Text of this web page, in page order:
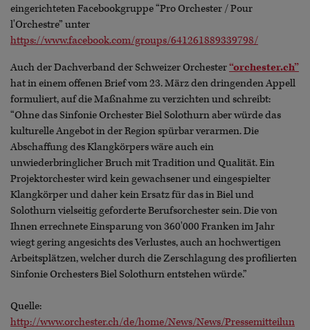
eingerichteten Facebookgruppe “Pro Orchester / Pour
l'Orchestre” unter
https://www.facebook.com/groups/641261889339798/
Auch der Dachverband der Schweizer Orchester“orchester.ch”
hat in einem offenen Brief vom 23. März den dringenden Appell
formuliert, auf die Maßnahme zu verzichten und schreibt:
“Ohne das Sinfonie Orchester Biel Solothurn aber würde das
kulturelle Angebot in der Region spürbar verarmen. Die
Abschaffung des Klangkörpers wäre auch ein
unwiederbringlicher Bruch mit Tradition und Qualität. Ein
Projektorchester wird kein gewachsener und eingespielter
Klangkörper und daher kein Ersatz für das in Biel und
Solothurn vielseitig geforderte Berufsorchester sein. Die von
Ihnen errechnete Einsparung von 360'000 Franken im Jahr
wiegt gering angesichts des Verlustes, auch an hochwertigen
Arbeitsplätzen, welcher durch die Zerschlagung des profilierten
Sinfonie Orchesters Biel Solothurn entstehen würde.”
Quelle:
http://www.orchester.ch/de/home/News/News/Pressemitteilun